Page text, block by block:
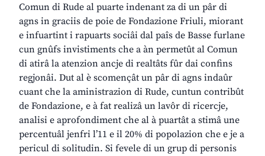
Comun di Rude al puarte indenant za di un pâr di
agns in graciis de poie de Fondazione Friuli, miorant
e infuartint i rapuarts sociâi dal paîs de Basse furlane
cun gnûfs invistiments che a àn permetût al Comun
di atirâ la atenzion ancje di realtâts fûr dai confins
regjonâi. Dut al è scomençât un pâr di agns indaûr
cuant che la aministrazion di Rude, cuntun contribût
de Fondazione, e à fat realizâ un lavôr di ricercje,
analisi e aprofondiment che al à puartât a stimâ une
percentuâl jenfri l’11 e il 20% di popolazion che e je a
pericul di solitudin. Si fevele di un grup di personis